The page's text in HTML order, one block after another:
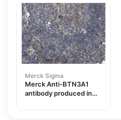
Merck Sigma
Merck Anti-BTN3A1
antibody produced in